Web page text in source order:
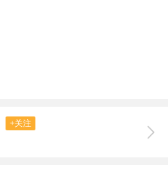
+关注